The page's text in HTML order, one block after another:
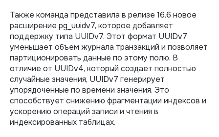
Также команда представила в релизе 16.6 новое
расширение pg_uuidv7, которое добавляет
поддержку типа UUIDv7. Этот формат UUIDv7
уменьшает объем журнала транзакций и позволяет
партиционировать данные по этому полю. В
отличие от UUIDv4, который создает полностью
случайные значения, UUIDv7 генерирует
упорядоченные по времени значения. Это
способствует снижению фрагментации индексов и
ускорению операций записи и чтения в
индексированных таблицах.